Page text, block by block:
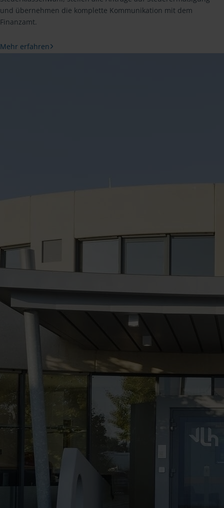
und übernehmen die komplette Kommunikation mit dem
Finanzamt.
Mehr erfahren